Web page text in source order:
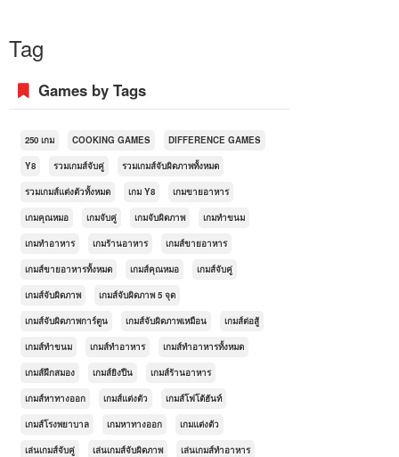
Tag
Games by Tags
250 เกม COOKING GAMES DIFFERENCE GAMES
Y8 รวมเกมส์จับคู่ รวมเกมส์จับผิดภาพทั้งหมด
รวมเกมส์แต่งตัวทั้งหมด เกม Y8 เกมขายอาหาร
เกมคุณหมอ เกมจับคู่ เกมจับผิดภาพ เกมทำขนม
เกมทำอาหาร เกมร้านอาหาร เกมส์ขายอาหาร
เกมส์ขายอาหารทั้งหมด เกมส์คุณหมอ เกมส์จับคู่
เกมส์จับผิดภาพ เกมส์จับผิดภาพ 5 จุด
เกมส์จับผิดภาพการ์ตูน เกมส์จับผิดภาพเหมือน เกมส์ต่อสู้
เกมส์ทำขนม เกมส์ทำอาหาร เกมส์ทำอาหารทั้งหมด
เกมส์ฝึกสมอง เกมส์ยิงปืน เกมส์ร้านอาหาร
เกมส์หาทางออก เกมส์แต่งตัว เกมส์โฟโต้ฮันท์
เกมส์โรงพยาบาล เกมหาทางออก เกมแต่งตัว
เล่นเกมส์จับคู่ เล่นเกมส์จับผิดภาพ เล่นเกมส์ทำอาหาร